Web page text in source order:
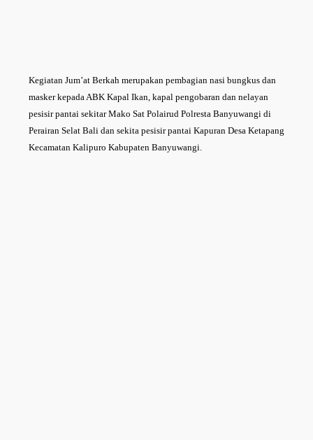
Kegiatan Jum’at Berkah merupakan pembagian nasi bungkus dan
masker kepada ABK Kapal Ikan, kapal pengobaran dan nelayan
pesisir pantai sekitar Mako Sat Polairud Polresta Banyuwangi di
Perairan Selat Bali dan sekita pesisir pantai Kapuran Desa Ketapang
Kecamatan Kalipuro Kabupaten Banyuwangi.